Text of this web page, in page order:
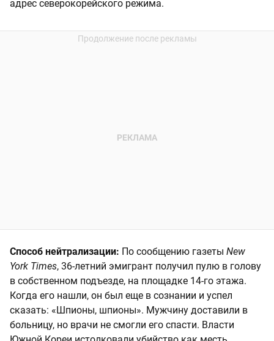
адрес северокорейского режима.
Способ нейтрализации: По сообщению газеты New
York Times, 36-летний эмигрант получил пулю в голову
в собственном подъезде, на площадке 14-го этажа.
Когда его нашли, он был еще в сознании и успел
сказать: «Шпионы, шпионы». Мужчину доставили в
больницу, но врачи не смогли его спасти. Власти